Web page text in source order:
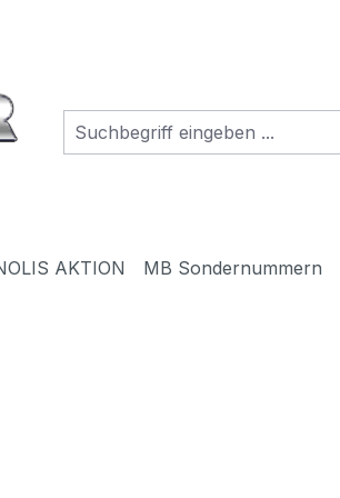
AKTION MB Sondernummern